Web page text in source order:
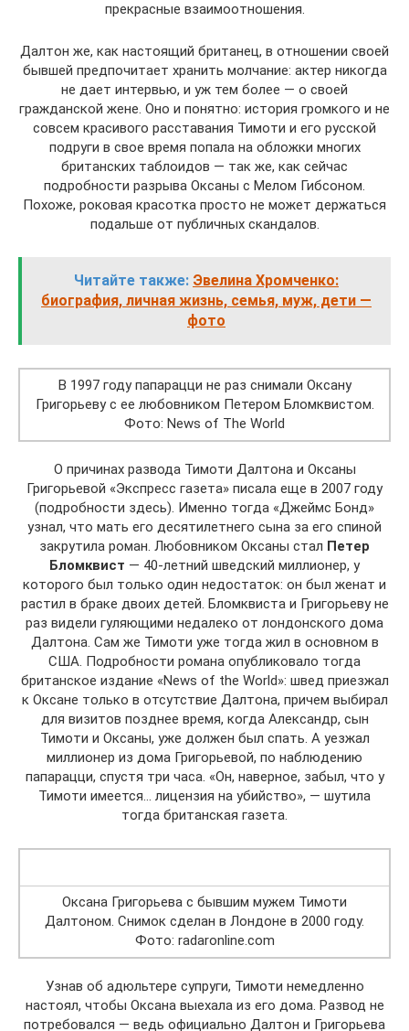
прекрасные взаимоотношения.
Далтон же, как настоящий британец, в отношении своей
бывшей предпочитает хранить молчание: актер никогда
не дает интервью, и уж тем более — о своей
гражданской жене. Оно и понятно: история громкого и не
совсем красивого расставания Тимоти и его русской
подруги в свое время попала на обложки многих
британских таблоидов — так же, как сейчас
подробности разрыва Оксаны с Мелом Гибсоном.
Похоже, роковая красотка просто не может держаться
подальше от публичных скандалов.
Читайте также: Эвелина Хромченко:
биография, личная жизнь, семья, муж, дети —
фото
В 1997 году папарацци не раз снимали Оксану
Григорьеву с ее любовником Петером Бломквистом.
Фото: News of The World
О причинах развода Тимоти Далтона и Оксаны
Григорьевой «Экспресс газета» писала еще в 2007 году
(подробности здесь). Именно тогда «Джеймс Бонд»
узнал, что мать его десятилетнего сына за его спиной
закрутила роман. Любовником Оксаны стал Петер
Бломквист — 40-летний шведский миллионер, у
которого был только один недостаток: он был женат и
растил в браке двоих детей. Бломквиста и Григорьеву не
раз видели гуляющими недалеко от лондонского дома
Далтона. Сам же Тимоти уже тогда жил в основном в
США. Подробности романа опубликовало тогда
британское издание «News of the World»: швед приезжал
к Оксане только в отсутствие Далтона, причем выбирал
для визитов позднее время, когда Александр, сын
Тимоти и Оксаны, уже должен был спать. А уезжал
миллионер из дома Григорьевой, по наблюдению
папарацци, спустя три часа. «Он, наверное, забыл, что у
Тимоти имеется… лицензия на убийство», — шутила
тогда британская газета.
Оксана Григорьева с бывшим мужем Тимоти
Далтоном. Снимок сделан в Лондоне в 2000 году.
Фото: radaronline.com
Узнав об адюльтере супруги, Тимоти немедленно
настоял, чтобы Оксана выехала из его дома. Развод не
потребовался — ведь официально Далтон и Григорьева